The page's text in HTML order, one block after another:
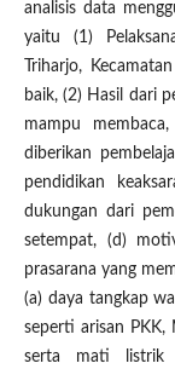
analisis data
yaitu (1)
Triharjo,
baik, (2) Hasil dari
mampu
diberikan
pendidikan
dukungan dari
setempat, (d)
prasarana yang
(a) daya tangkap
seperti arisan PKK,
serta mati listrik